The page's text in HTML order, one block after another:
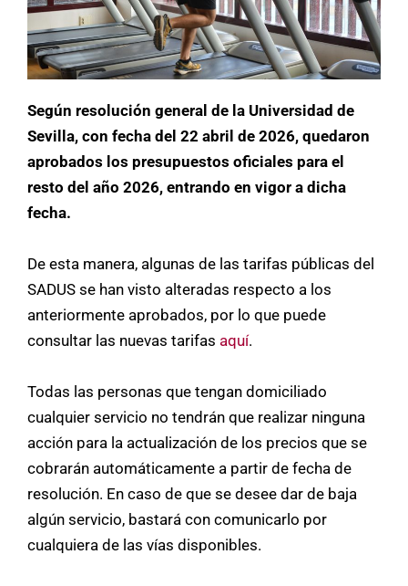
Según resolución general de la Universidad de
Sevilla, con fecha del 22 abril de 2026, quedaron
aprobados los presupuestos oficiales para el
resto del año 2026, entrando en vigor a dicha
fecha.
De esta manera, algunas de las tarifas públicas del
SADUS se han visto alteradas respecto a los
anteriormente aprobados, por lo que puede
consultar las nuevas tarifas aquí.
Todas las personas que tengan domiciliado
cualquier servicio no tendrán que realizar ninguna
acción para la actualización de los precios que se
cobrarán automáticamente a partir de fecha de
resolución. En caso de que se desee dar de baja
algún servicio, bastará con comunicarlo por
cualquiera de las vías disponibles.